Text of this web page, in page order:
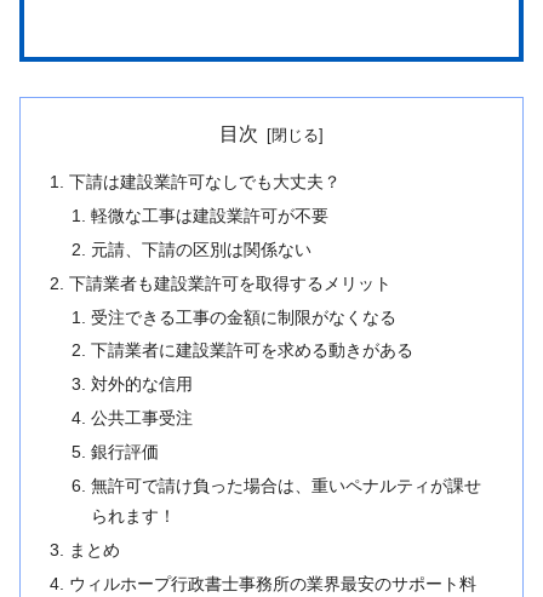
目次
下請は建設業許可なしでも大丈夫？
軽微な工事は建設業許可が不要
元請、下請の区別は関係ない
下請業者も建設業許可を取得するメリット
受注できる工事の金額に制限がなくなる
下請業者に建設業許可を求める動きがある
対外的な信用
公共工事受注
銀行評価
無許可で請け負った場合は、重いペナルティが課せ
られます！
まとめ
ウィルホープ行政書士事務所の業界最安のサポート料